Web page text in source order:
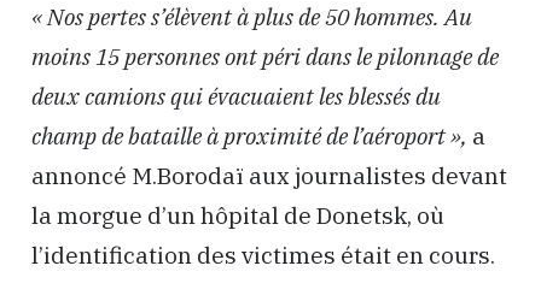
« Nos pertes s’élèvent à plus de 50 hommes. Au
moins 15 personnes ont péri dans le pilonnage de
deux camions qui évacuaient les blessés du
champ de bataille à proximité de l’aéroport », a
annoncé M.Borodaï aux journalistes devant
la morgue d’un hôpital de Donetsk, où
l’identification des victimes était en cours.